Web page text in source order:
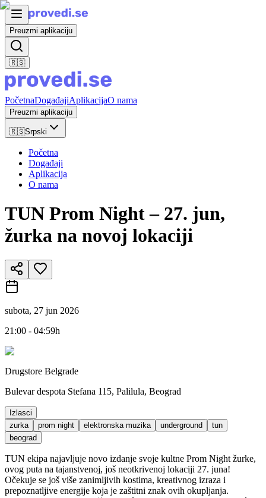
Preuzmi aplikaciju
🇷🇸
PočetnaDogađajiAplikacijaO nama
Preuzmi aplikaciju
🇷🇸Srpski
Početna
Događaji
Aplikacija
O nama
TUN Prom Night – 27. jun,
žurka na novoj lokaciji
subota, 27 jun 2026
21:00 - 04:59h
Drugstore Belgrade
Bulevar despota Stefana 115, Palilula, Beograd
Izlasci
zurka
prom night elektronska muzika underground
tun
beograd
TUN ekipa najavljuje novo izdanje svoje kultne Prom Night žurke,
ovog puta na tajanstvenoj, još neotkrivenoj lokaciji 27. juna!
Očekuje se još više zanimljivih kostima, kreativnog izraza i
prepoznatljive energije koja je zaštitni znak ovih okupljanja.